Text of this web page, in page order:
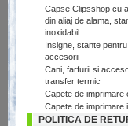
Capse Clipsshop cu
din aliaj de alama,
inoxidabil
Insigne, stante
accesorii
Cani, farfurii si
transfer termic
Capete de imprimare
Capete de imprimare
POLITICA DE